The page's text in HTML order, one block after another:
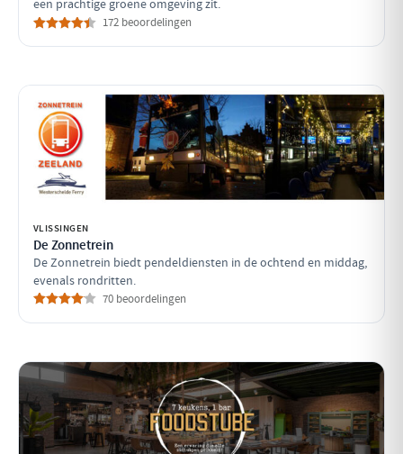
een prachtige groene omgeving zit.
172 beoordelingen
VLISSINGEN
De Zonnetrein
De Zonnetrein biedt pendeldiensten in de ochtend en middag,
evenals rondritten.
70 beoordelingen